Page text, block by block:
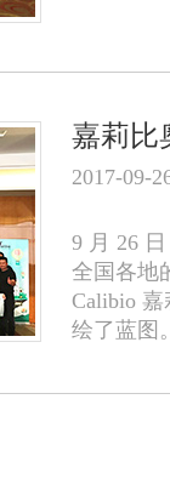
嘉莉比
2017-09-
9 月 26
全国各地
Calibio
绘了蓝图